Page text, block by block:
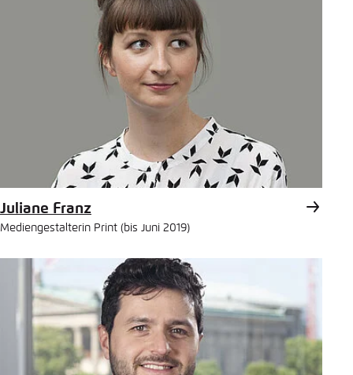
Juliane Franz
Mediengestalterin Print (bis Juni 2019)